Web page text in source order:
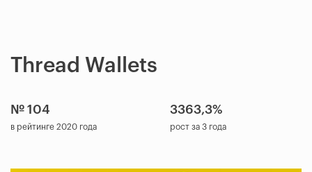
Thread Wallets
№ 104
в рейтинге 2020 года
3363,3%
рост за 3 года